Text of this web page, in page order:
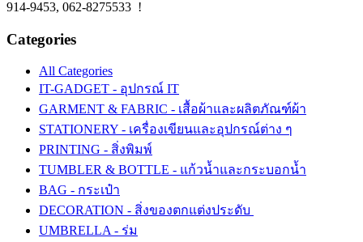
914-9453, 062-8275533 !
Categories
All Categories
IT-GADGET - อุปกรณ์ IT
GARMENT & FABRIC - เสื้อผ้าและผลิตภัณฑ์ผ้า
STATIONERY - เครื่องเขียนและอุปกรณ์ต่าง ๆ
PRINTING - สิ่งพิมพ์
TUMBLER & BOTTLE - แก้วน้ำและกระบอกน้ำ
BAG - กระเป๋า
DECORATION - สิ่งของตกแต่งประดับ
UMBRELLA - ร่ม